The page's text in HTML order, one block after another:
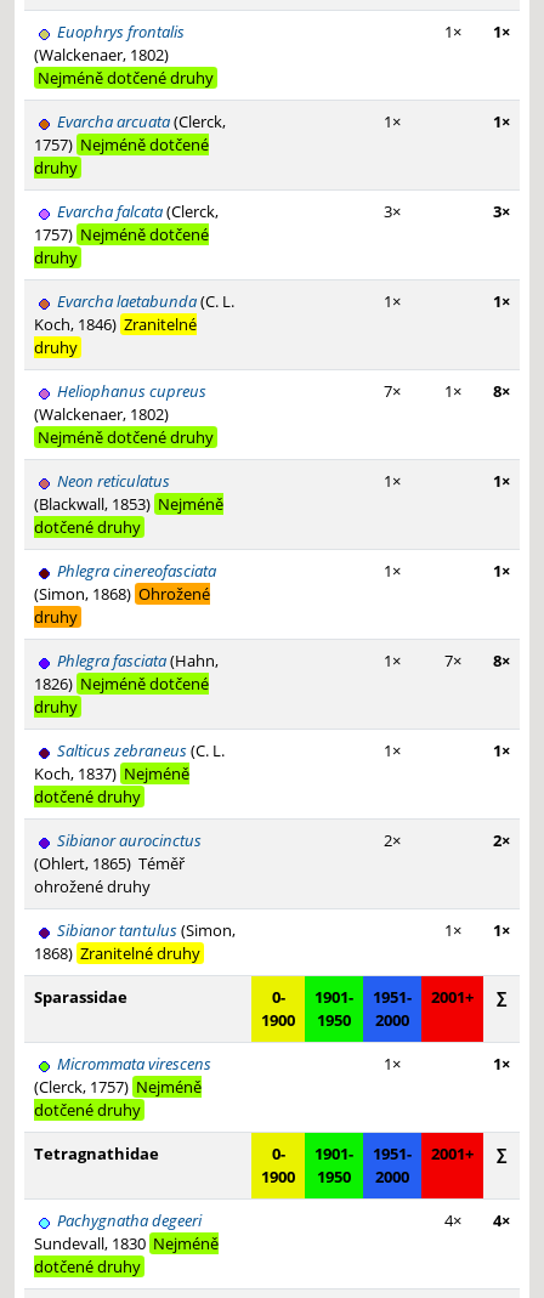
Euophrys frontalis
(Walckenaer, 1802)
Nejméně dotčené druhy
1× 1×
Evarcha arcuata(Clerck,
1757) Nejméně dotčené
druhy
1× 1×
Evarcha falcata(Clerck,
1757) Nejméně dotčené
druhy
3× 3×
Evarcha laetabunda(C. L.
Koch, 1846) Zranitelné
druhy
1× 1×
Heliophanus cupreus
(Walckenaer, 1802)
Nejméně dotčené druhy
7× 1× 8×
Neon reticulatus
(Blackwall, 1853) Nejméně
dotčené druhy
1× 1×
Phlegra cinereofasciata
(Simon, 1868) Ohrožené
druhy
1× 1×
Phlegra fasciata(Hahn,
1826) Nejméně dotčené
druhy
1× 7× 8×
Salticus zebraneus(C. L.
Koch, 1837) Nejméně
dotčené druhy
1× 1×
Sibianor aurocinctus
(Ohlert, 1865) Téměř
ohrožené druhy
2× 2×
Sibianor tantulus(Simon,
1868) Zranitelné druhy
1× 1×
Sparassidae
0-
1900
1901-
1950
1951-
2000
2001+ ∑
Micrommata virescens
(Clerck, 1757) Nejméně
dotčené druhy
1× 1×
Tetragnathidae
0-
1900
1901-
1950
1951-
2000
2001+ ∑
Pachygnatha degeeri
Sundevall, 1830 Nejméně
dotčené druhy
4× 4×